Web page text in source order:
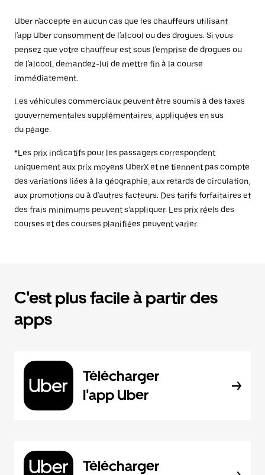
Uber n'accepte en aucun cas que les chauffeurs utilisant
l'app Uber consomment de l'alcool ou des drogues. Si vous
pensez que votre chauffeur est sous l'emprise de drogues ou
de l'alcool, demandez-lui de mettre fin à la course
immédiatement.
Les véhicules commerciaux peuvent être soumis à des taxes
gouvernementales supplémentaires, appliquées en sus
du péage.
*Les prix indicatifs pour les passagers correspondent
uniquement aux prix moyens UberX et ne tiennent pas compte
des variations liées à la géographie, aux retards de circulation,
aux promotions ou à d’autres facteurs. Des tarifs forfaitaires et
des frais minimums peuvent s’appliquer. Les prix réels des
courses et des courses planifiées peuvent varier.
C'est plus facile à partir des
apps
Télécharger
l'app Uber
Télécharger